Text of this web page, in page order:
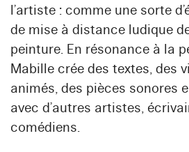
l’artiste : comme une sorte
de mise à distance ludique
peinture. En résonance à la
Mabille crée des textes, des
animés, des pièces sonores
avec d’autres artistes,
comédiens.